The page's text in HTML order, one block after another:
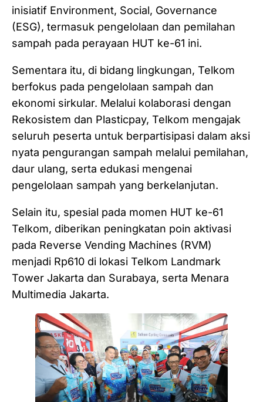
inisiatif Environment, Social, Governance
(ESG), termasuk pengelolaan dan pemilahan
sampah pada perayaan HUT ke-61 ini.
Sementara itu, di bidang lingkungan, Telkom
berfokus pada pengelolaan sampah dan
ekonomi sirkular. Melalui kolaborasi dengan
Rekosistem dan Plasticpay, Telkom mengajak
seluruh peserta untuk berpartisipasi dalam aksi
nyata pengurangan sampah melalui pemilahan,
daur ulang, serta edukasi mengenai
pengelolaan sampah yang berkelanjutan.
Selain itu, spesial pada momen HUT ke-61
Telkom, diberikan peningkatan poin aktivasi
pada Reverse Vending Machines (RVM)
menjadi Rp610 di lokasi Telkom Landmark
Tower Jakarta dan Surabaya, serta Menara
Multimedia Jakarta.